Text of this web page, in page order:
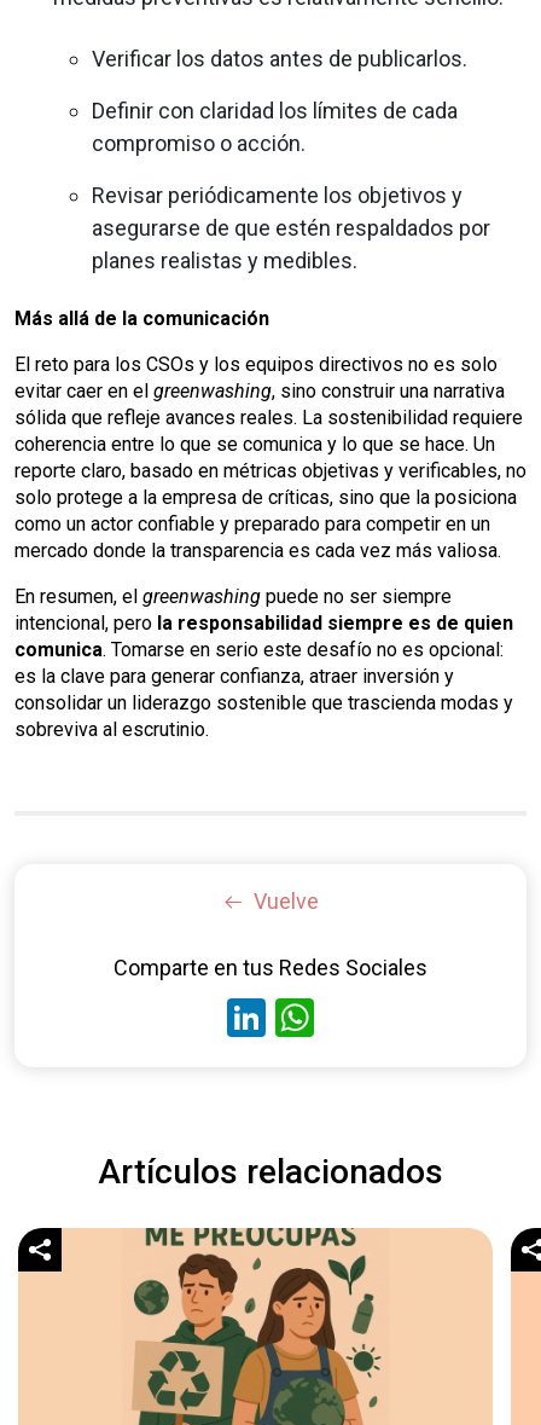
Verificar los datos antes de publicarlos.
Definir con claridad los límites de cada
compromiso o acción.
Revisar periódicamente los objetivos y
asegurarse de que estén respaldados por
planes realistas y medibles.
Más allá de la comunicación
El reto para los CSOs y los equipos directivos no es solo
evitar caer en el greenwashing, sino construir una narrativa
sólida que refleje avances reales. La sostenibilidad requiere
coherencia entre lo que se comunica y lo que se hace. Un
reporte claro, basado en métricas objetivas y verificables, no
solo protege a la empresa de críticas, sino que la posiciona
como un actor confiable y preparado para competir en un
mercado donde la transparencia es cada vez más valiosa.
En resumen, el greenwashing puede no ser siempre
intencional, pero la responsabilidad siempre es de quien
comunica. Tomarse en serio este desafío no es opcional:
es la clave para generar confianza, atraer inversión y
consolidar un liderazgo sostenible que trascienda modas y
sobreviva al escrutinio.
Vuelve
Comparte en tus Redes Sociales
LinkedIn
Artículos relacionados